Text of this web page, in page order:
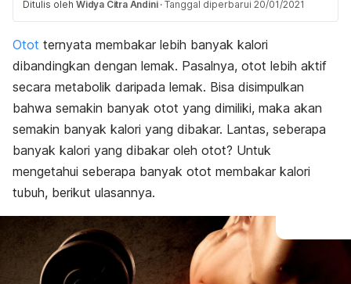
Ditulis oleh Widya Citra Andini · Tanggal diperbarui 20/01/2021
Otot ternyata membakar lebih banyak kalori
dibandingkan dengan lemak. Pasalnya, otot lebih aktif
secara metabolik daripada lemak. Bisa disimpulkan
bahwa semakin banyak otot yang dimiliki, maka akan
semakin banyak kalori yang dibakar. Lantas, seberapa
banyak kalori yang dibakar oleh otot? Untuk
mengetahui seberapa banyak otot membakar kalori
tubuh, berikut ulasannya.